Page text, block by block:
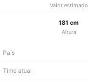
Valor estimado
181 cm
Altura
País
Time atual